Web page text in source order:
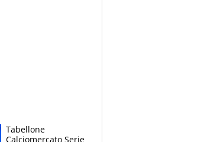
Tabellone
Calciomercato Serie